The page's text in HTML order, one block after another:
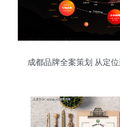
成都品牌全案策划 从定